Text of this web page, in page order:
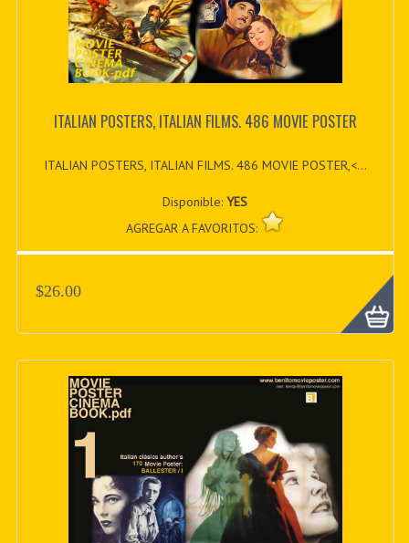
ITALIAN POSTERS, ITALIAN FILMS. 486 MOVIE POSTER
ITALIAN POSTERS, ITALIAN FILMS. 486 MOVIE POSTER,<...
Disponible:YES
AGREGAR A FAVORITOS:
$26.00